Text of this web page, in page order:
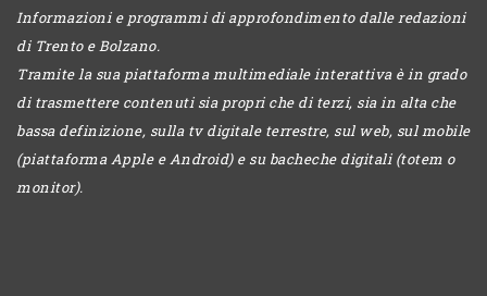
Informazioni e programmi di approfondimento dalle redazioni
di Trento e Bolzano.
Tramite la sua piattaforma multimediale interattiva è in grado
di trasmettere contenuti sia propri che di terzi, sia in alta che
bassa definizione, sulla tv digitale terrestre, sul web, sul mobile
(piattaforma Apple e Android) e su bacheche digitali (totem o
monitor).